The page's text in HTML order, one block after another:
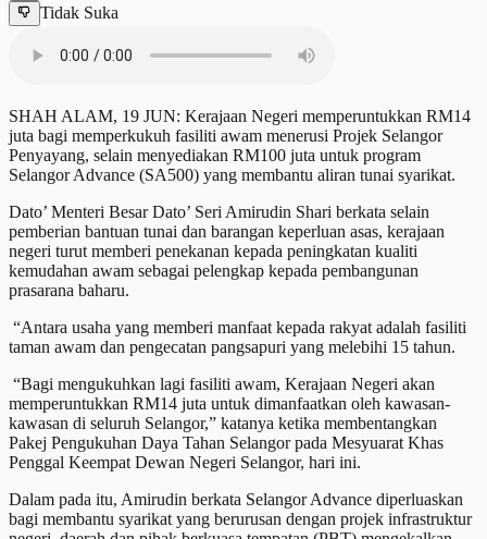
Tidak Suka
SHAH ALAM, 19 JUN: Kerajaan Negeri memperuntukkan RM14
juta bagi memperkukuh fasiliti awam menerusi Projek Selangor
Penyayang, selain menyediakan RM100 juta untuk program
Selangor Advance (SA500) yang membantu aliran tunai syarikat.
Dato’ Menteri Besar Dato’ Seri Amirudin Shari berkata selain
pemberian bantuan tunai dan barangan keperluan asas, kerajaan
negeri turut memberi penekanan kepada peningkatan kualiti
kemudahan awam sebagai pelengkap kepada pembangunan
prasarana baharu.
“Antara usaha yang memberi manfaat kepada rakyat adalah fasiliti
taman awam dan pengecatan pangsapuri yang melebihi 15 tahun.
“Bagi mengukuhkan lagi fasiliti awam, Kerajaan Negeri akan
memperuntukkan RM14 juta untuk dimanfaatkan oleh kawasan-
kawasan di seluruh Selangor,” katanya ketika membentangkan
Pakej Pengukuhan Daya Tahan Selangor pada Mesyuarat Khas
Penggal Keempat Dewan Negeri Selangor, hari ini.
Dalam pada itu, Amirudin berkata Selangor Advance diperluaskan
bagi membantu syarikat yang berurusan dengan projek infrastruktur